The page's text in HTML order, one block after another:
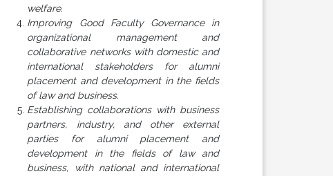
welfare.
Improving Good Faculty Governance in
organizational management and
collaborative networks with domestic and
international stakeholders for alumni
placement and development in the fields
of law and business.
Establishing collaborations with business
partners, industry, and other external
parties for alumni placement and
development in the fields of law and
business, with national and international